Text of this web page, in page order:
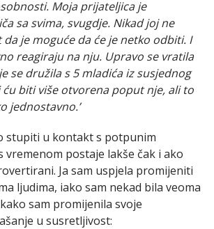
Moja prijateljica je
sa svima, svugdje. Nikad joj ne
je moguće da će je netko odbiti. I
reagiraju na nju. Upravo se vratila
se družila s 5 mladića iz susjednog
biti više otvorena poput nje, ali to
jednostavno.’
stupiti u kontakt s potpunim
vremenom postaje lakše čak i ako
Ja sam uspjela promijeniti
ljudima, iako sam nekad bila veoma
sam promijenila svoje
u susretljivost: